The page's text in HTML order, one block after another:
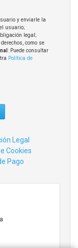
y enviarle la
usuario;
legal;
como se
: Puede consultar
Política de
Legal
Cookies
Pago